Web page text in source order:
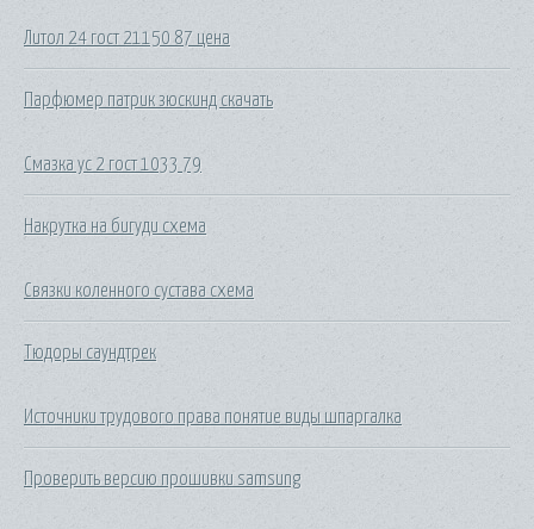
Литол 24 гост 21150 87 цена
Парфюмер патрик зюскинд скачать
Смазка ус 2 гост 1033 79
Накрутка на бигуди схема
Связки коленного сустава схема
Тюдоры саундтрек
Источники трудового права понятие виды шпаргалка
Проверить версию прошивки samsung